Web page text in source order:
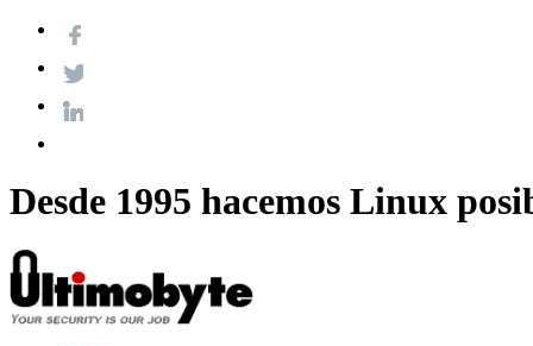
Desde 1995 hacemos Linux